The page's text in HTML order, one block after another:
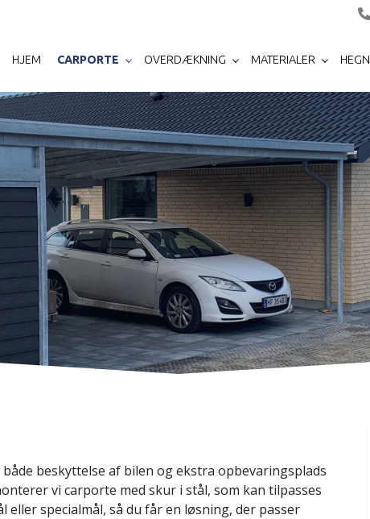
HJEM CARPORTE OVERDÆKNING MATERIALER HEGN
beskyttelse af bilen og ekstra opbevaringsplads
vi carporte med skur i stål, som kan tilpasses
specialmål, så du får en løsning, der passer